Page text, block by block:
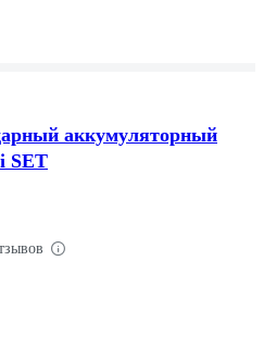
аккумуляторный
SET